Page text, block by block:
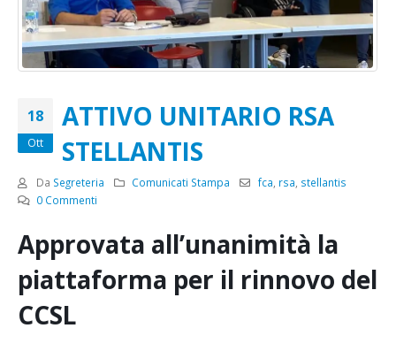
18
Ott
ATTIVO UNITARIO RSA
STELLANTIS
Da Segreteria Comunicati Stampa fca, rsa, stellantis
0 Commenti
Approvata all’unanimità la
piattaforma per il rinnovo del
CCSL